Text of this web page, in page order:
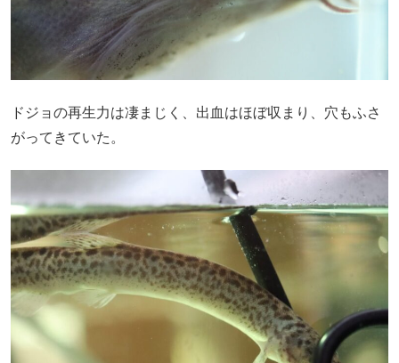
ドジョの再生力は凄まじく、出血はほぼ収まり、穴もふさ
がってきていた。